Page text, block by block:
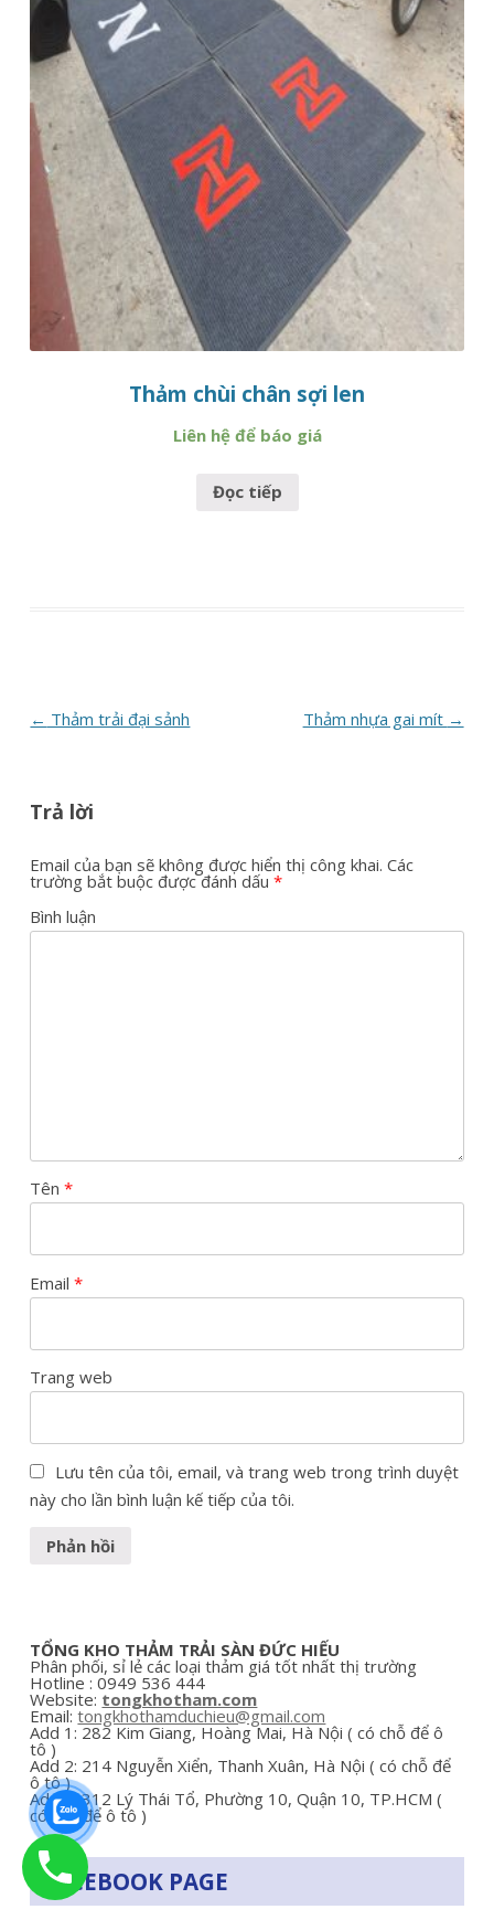
Thảm chùi chân sợi len
Liên hệ để báo giá
Đọc tiếp
Post
← Thảm trải đại sảnh Thảm nhựa gai mít →
Trả lời
Email của bạn sẽ không được hiển thị công khai. Các
trường bắt buộc được đánh dấu*
Bình luận
Tên*
Email*
Trang web
Lưu tên của tôi, email, và trang web trong trình duyệt
này cho lần bình luận kế tiếp của tôi.
TỔNG KHO THẢM TRẢI SÀN ĐỨC HIẾU
Phân phối, sỉ lẻ các loại thảm giá tốt nhất thị trường
Hotline : 0949 536 444
Website: tongkhotham.com
Email:tongkhothamduchieu@gmail.com
Add 1:282Kim Giang, Hoàng Mai, Hà Nội ( có chỗ để ô
tô )
Add 2: 214 Nguyễn Xiển, Thanh Xuân, Hà Nội ( có chỗ để
ô tô )
Add 3: 312 Lý Thái Tổ, Phường 10, Quận 10, TP.HCM (
có chỗ để ô tô )
FACEBOOK PAGE